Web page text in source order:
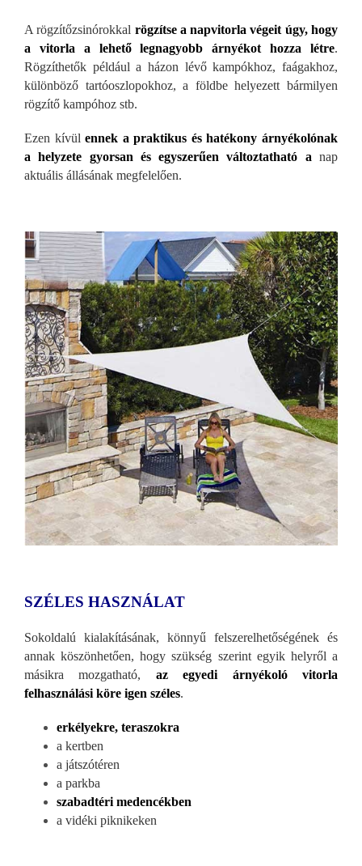
A rögzítőzsinórokkal rögzítse a napvitorla végeit úgy, hogy
a vitorla a lehető legnagyobb árnyékot hozza létre.
Rögzíthetők például a házon lévő kampókhoz, faágakhoz,
különböző tartóoszlopokhoz, a földbe helyezett bármilyen
rögzítő kampóhoz stb.
Ezen kívülennek a praktikus és hatékony árnyékolónak
a helyzete gyorsan és egyszerűen változtatható anap
aktuális állásának megfelelően.
SZÉLES HASZNÁLAT
Sokoldalú kialakításának, könnyű felszerelhetőségének és
annak köszönhetően, hogy szükség szerint egyik helyről a
másikra mozgatható, az egyedi árnyékoló vitorla
felhasználási köre igen széles.
erkélyekre, teraszokra
a kertben
a játszótéren
a parkba
szabadtéri medencékben
a vidéki piknikeken